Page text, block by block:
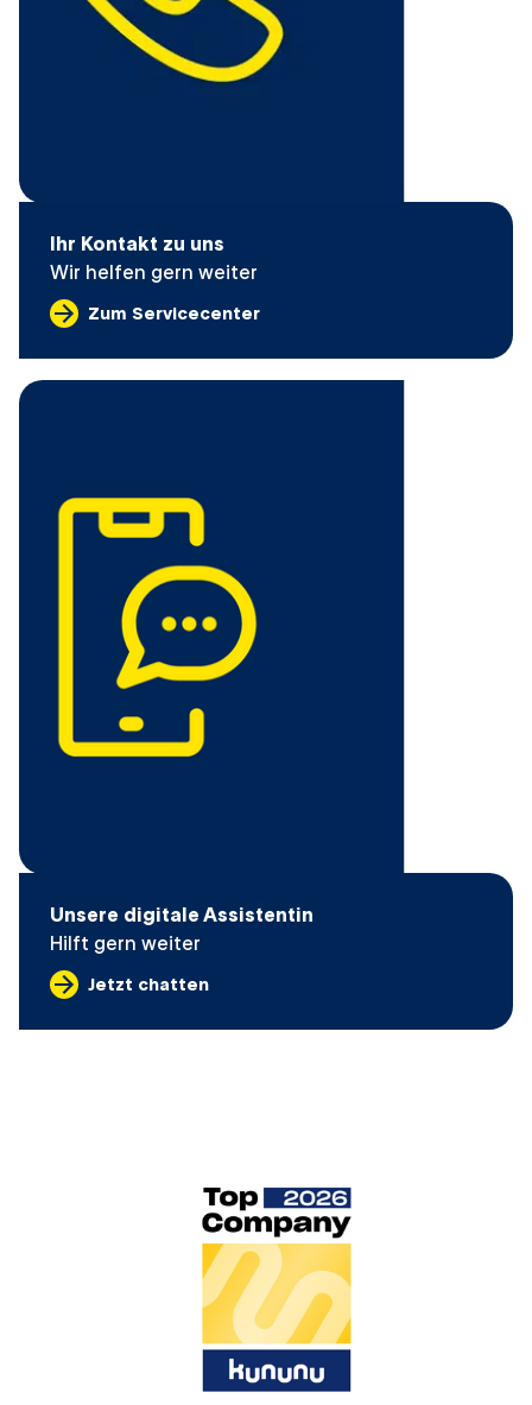
Ihr Kontakt zu uns
Wir helfen gern weiter
Zum Servicecenter
Unsere digitale Assistentin
Hilft gern weiter
Jetzt chatten